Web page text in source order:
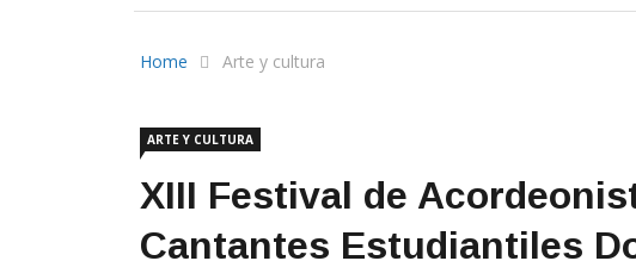
Home Arte y cultura
ARTE Y CULTURA
XIII Festival de
Cantantes Estudiantiles